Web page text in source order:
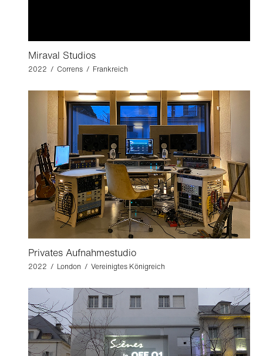
Miraval Studios
2022 / Correns / Frankreich
Privates Aufnahmestudio
2022 / London / Vereinigtes Königreich